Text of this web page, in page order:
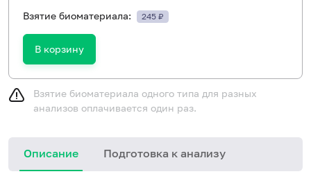
Взятие биоматериала: 245 ₽
В корзину
Взятие биоматериала одного типа для разных
анализов оплачивается один раз.
Описание Подготовка к анализу